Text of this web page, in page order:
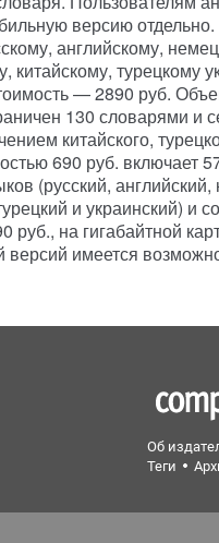
версию
английскому,
китайскому, турецкому
— 2890 руб.
130 словарями
китайского,
690 руб. включает
(русский,
и украинский) и
руб., на гигабайтной
версий имеется
Об
Теги